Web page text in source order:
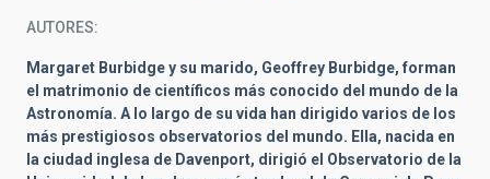
AUTORES
Margaret Burbidge y su marido, Geoffrey Burbidge, forman
el matrimonio de científicos más conocido del mundo de la
Astronomía. A lo largo de su vida han dirigido varios de los
más prestigiosos observatorios del mundo. Ella, nacida en
la ciudad inglesa de Davenport, dirigió el Observatorio de la